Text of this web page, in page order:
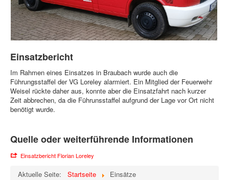
Einsatzbericht
Im Rahmen eines Einsatzes in Braubach wurde auch die
Führungsstaffel der VG Loreley alarmiert. Ein Mitglied der Feuerwehr
Weisel rückte daher aus, konnte aber die Einsatzfahrt nach kurzer
Zeit abbrechen, da die Führunsstaffel aufgrund der Lage vor Ort nicht
benötigt wurde.
Quelle oder weiterführende Informationen
Einsatzbericht Florian Loreley
Aktuelle Seite: Startseite Einsätze